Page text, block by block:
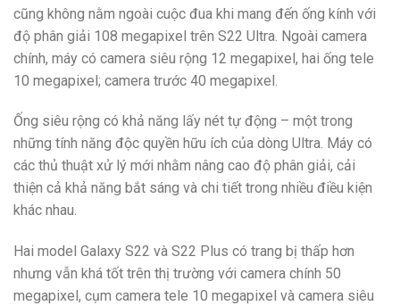
cũng không nằm ngoài cuộc đua khi mang đến ống kính với
độ phân giải 108 megapixel trên S22 Ultra. Ngoài camera
chính, máy có camera siêu rộng 12 megapixel, hai ống tele
10 megapixel; camera trước 40 megapixel.
Ống siêu rộng có khả năng lấy nét tự động – một trong
những tính năng độc quyền hữu ích của dòng Ultra. Máy có
các thủ thuật xử lý mới nhằm nâng cao độ phân giải, cải
thiện cả khả năng bắt sáng và chi tiết trong nhiều điều kiện
khác nhau.
Hai model Galaxy S22 và S22 Plus có trang bị thấp hơn
nhưng vẫn khá tốt trên thị trường với camera chính 50
megapixel, cụm camera tele 10 megapixel và camera siêu